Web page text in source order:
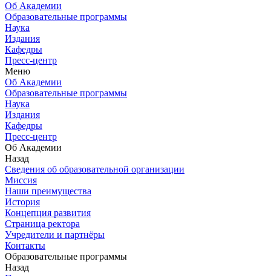
Об Академии
Образовательные программы
Наука
Издания
Кафедры
Пресс-центр
Меню
Об Академии
Образовательные программы
Наука
Издания
Кафедры
Пресс-центр
Об Академии
Назад
Сведения об образовательной организации
Миссия
Наши преимущества
История
Концепция развития
Страница ректора
Учредители и партнёры
Контакты
Образовательные программы
Назад